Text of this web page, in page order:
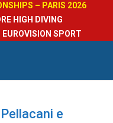
– PARIS 2026
HIGH DIVING
EUROVISION SPORT
e